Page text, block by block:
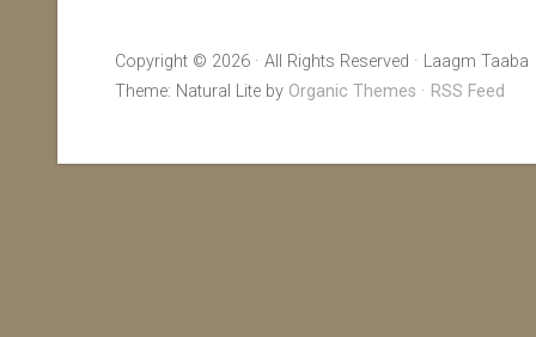
Copyright © 2026 · All Rights Reserved · Laagm Taaba
Theme: Natural Lite by Organic Themes · RSS Feed